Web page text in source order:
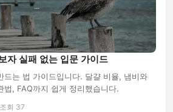
자 실패 없는 입문 가이드
드는 법 가이드입니다. 달걀 비율, 냄비와
법, FAQ까지 쉽게 정리했습니다.
조회 37